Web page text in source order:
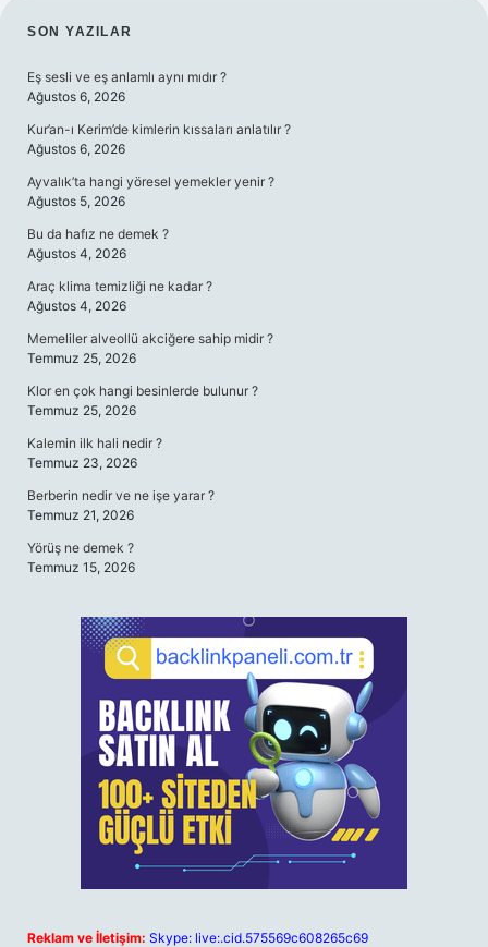
SIDEBAR
SON YAZILAR
Eş sesli ve eş anlamlı aynı mıdır ?
Ağustos 6, 2026
Kur’an-ı Kerim’de kimlerin kıssaları anlatılır ?
Ağustos 6, 2026
Ayvalık’ta hangi yöresel yemekler yenir ?
Ağustos 5, 2026
Bu da hafız ne demek ?
Ağustos 4, 2026
Araç klima temizliği ne kadar ?
Ağustos 4, 2026
Memeliler alveollü akciğere sahip midir ?
Temmuz 25, 2026
Klor en çok hangi besinlerde bulunur ?
Temmuz 25, 2026
Kalemin ilk hali nedir ?
Temmuz 23, 2026
Berberin nedir ve ne işe yarar ?
Temmuz 21, 2026
Yörüş ne demek ?
Temmuz 15, 2026
Reklam ve İletişim: Skype: live:.cid.575569c608265c69